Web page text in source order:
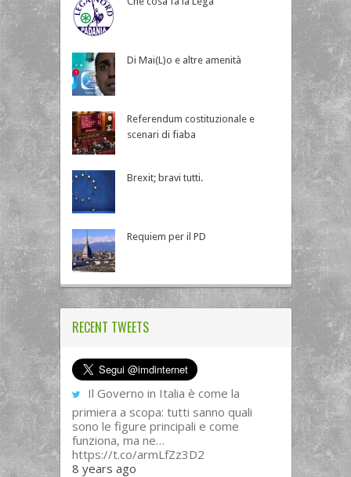
Di Mai(L)o e altre amenità
Referendum costituzionale e
scenari di fiaba
Brexit; bravi tutti.
Requiem per il PD
RECENT TWEETS
Il Governo in Italia è come la
primiera a scopa: tutti sanno quali
sono le figure principali e come
funziona, ma ne…
https://t.co/armLfZz3D2
8 years ago